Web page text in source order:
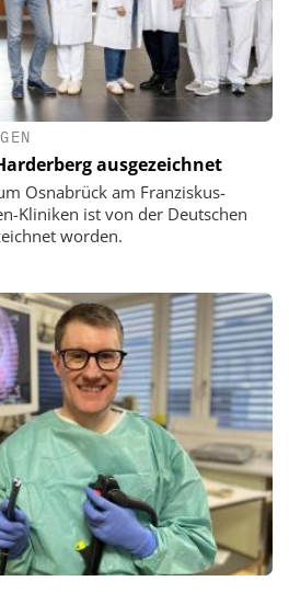
ausgezeichnet
Osnabrück am Franziskus-
Kliniken ist von der Deutschen
worden.